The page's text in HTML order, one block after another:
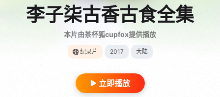
李子柒古香古食全集
本片由茶杯狐cupfox提供播放
纪录片 2017 大陆
立即播放